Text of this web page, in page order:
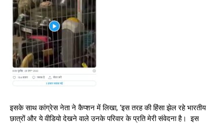
इसके साथ कांग्रेस नेता ने कैप्शन में लिखा, ‘इस तरह की हिंसा झेल रहे भारतीय
छात्रों और ये वीडियो देखने वाले उनके परिवार के प्रति मेरी संवेदना है। इस